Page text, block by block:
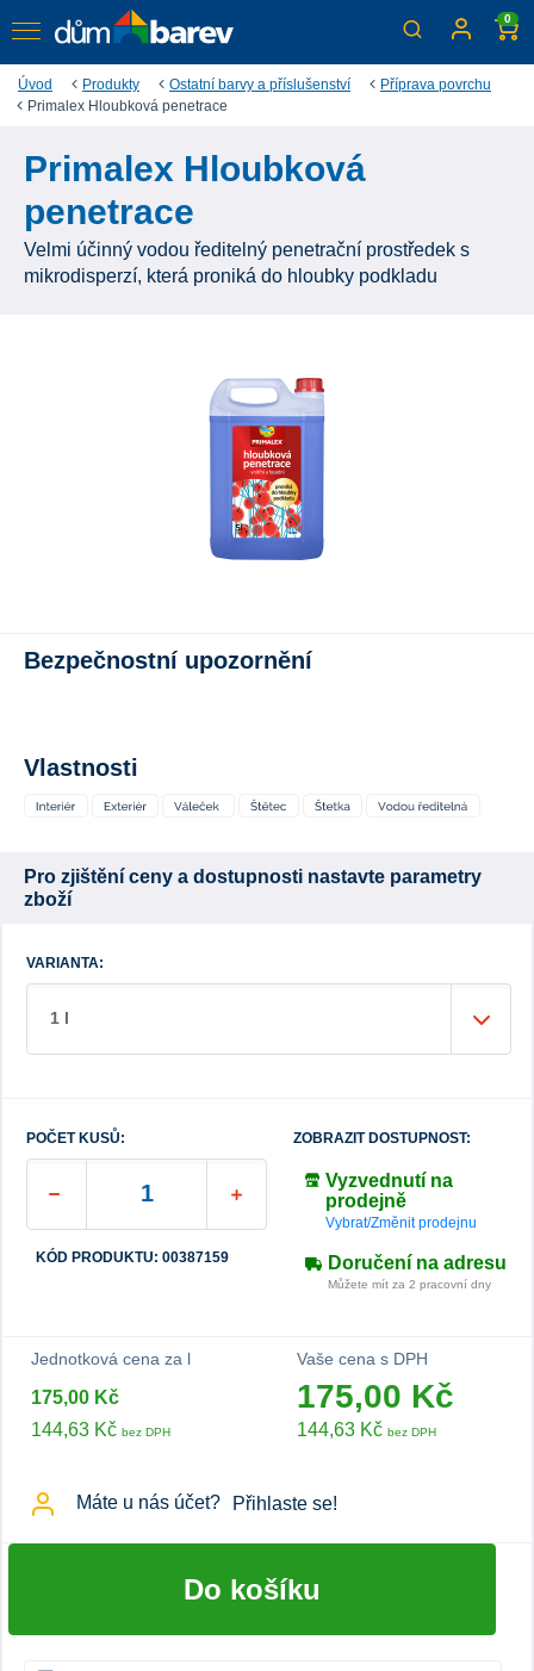
0
Úvod Produkty Ostatní barvy a příslušenství
Příprava povrchu
Primalex Hloubková penetrace
Primalex Hloubková
penetrace
Velmi účinný vodou ředitelný penetrační prostředek s
mikrodisperzí, která proniká do hloubky podkladu
Bezpečnostní upozornění
Vlastnosti
Pro zjištění ceny a dostupnosti nastavte parametry
zboží
VARIANTA:
1 l
POČET KUSŮ:
KÓD PRODUKTU: 00387159
ZOBRAZIT DOSTUPNOST:
Vyzvednutí na
prodejně
Vybrat/Změnit prodejnu
Doručení na adresu
Můžete mít za 2 pracovní dny
Jednotková cena za l
175,00 Kč
144,63 Kč bez DPH
Vaše cena s DPH
175,00 Kč
144,63 Kč bez DPH
Máte u nás účet? Přihlaste se!
Do košíku